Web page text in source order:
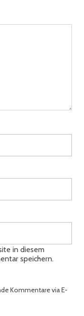
in diesem
speichern.
Kommentare via E-